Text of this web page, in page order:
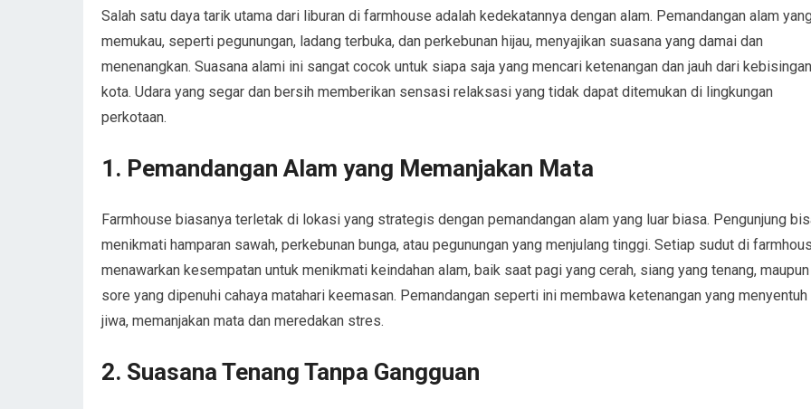
Salah satu daya tarik utama dari liburan di farmhouse adalah kedekatannya dengan alam. Pemandangan alam
memukau, seperti pegunungan, ladang terbuka, dan perkebunan hijau, menyajikan suasana yang damai dan
menenangkan. Suasana alami ini sangat cocok untuk siapa saja yang mencari ketenangan dan jauh dari kebisingan
kota. Udara yang segar dan bersih memberikan sensasi relaksasi yang tidak dapat ditemukan di lingkungan
perkotaan.
1. Pemandangan Alam yang Memanjakan Mata
Farmhouse biasanya terletak di lokasi yang strategis dengan pemandangan alam yang luar biasa. Pengunjung
menikmati hamparan sawah, perkebunan bunga, atau pegunungan yang menjulang tinggi. Setiap sudut di
menawarkan kesempatan untuk menikmati keindahan alam, baik saat pagi yang cerah, siang yang tenang, maupun
sore yang dipenuhi cahaya matahari keemasan. Pemandangan seperti ini membawa ketenangan yang menyentuh
jiwa, memanjakan mata dan meredakan stres.
2. Suasana Tenang Tanpa Gangguan